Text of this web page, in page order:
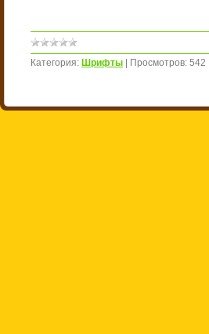
Категория: Шрифты Просмотров: 542